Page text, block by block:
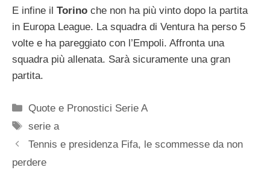
E infine il Torino che non ha più vinto dopo la partita
in Europa League. La squadra di Ventura ha perso 5
volte e ha pareggiato con l’Empoli. Affronta una
squadra più allenata. Sarà sicuramente una gran
partita.
Categorie
Quote e Pronostici Serie A
Tag
serie a
Tennis e presidenza Fifa, le scommesse da non
perdere